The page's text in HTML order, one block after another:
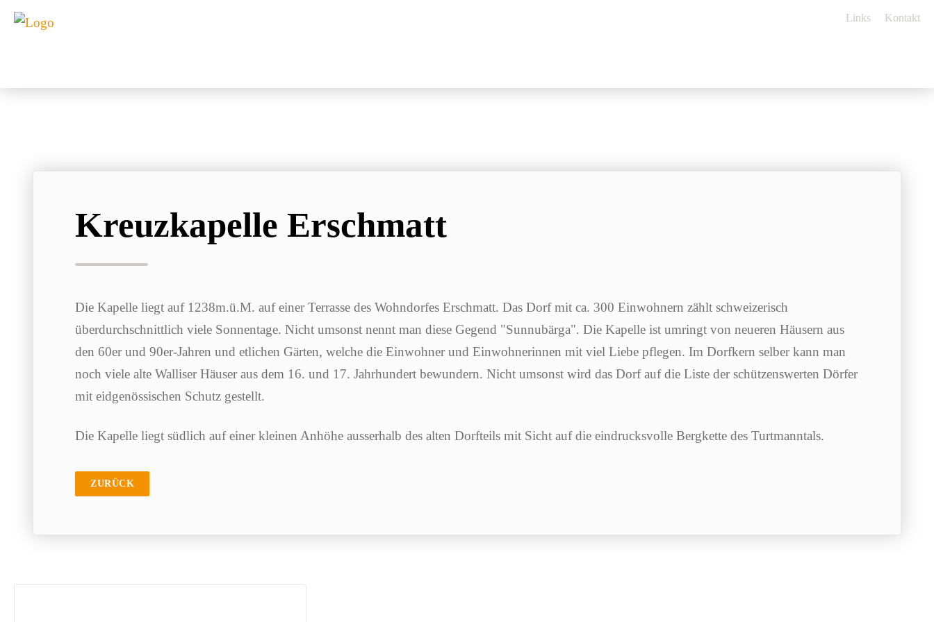
Links Kontakt
Kreuzkapelle Erschmatt
Die Kapelle liegt auf 1238m.ü.M. auf einer Terrasse des Wohndorfes Erschmatt. Das Dorf mit ca. 300 Einwohnern zählt schweizerisch
überdurchschnittlich viele Sonnentage. Nicht umsonst nennt man diese Gegend "Sunnubärga". Die Kapelle ist umringt von neueren Häusern aus
den 60er und 90er-Jahren und etlichen Gärten, welche die Einwohner und Einwohnerinnen mit viel Liebe pflegen. Im Dorfkern selber kann man
noch viele alte Walliser Häuser aus dem 16. und 17. Jahrhundert bewundern. Nicht umsonst wird das Dorf auf die Liste der schützenswerten Dörfer
mit eidgenössischen Schutz gestellt.
Die Kapelle liegt südlich auf einer kleinen Anhöhe ausserhalb des alten Dorfteils mit Sicht auf die eindrucksvolle Bergkette des Turtmanntals.
ZURÜCK